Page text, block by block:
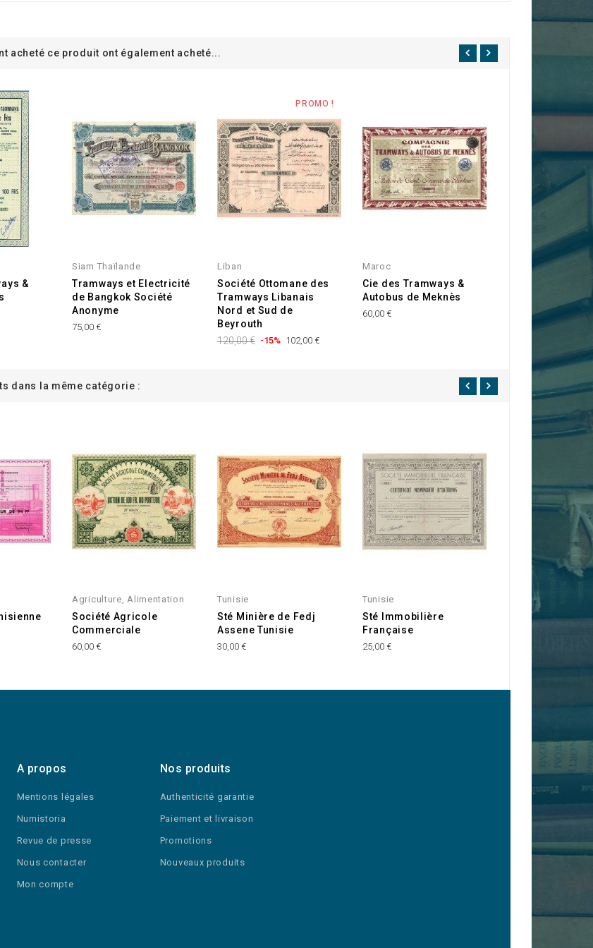
acheté ce produit ont également acheté...
&
Siam Thaïlande
Tramways et Electricité
de Bangkok Société
Anonyme
75,00 €
PROMO !
Liban
Société Ottomane des
Tramways Libanais
Nord et Sud de
Beyrouth
120,00 € -15% 102,00 €
Maroc
Cie des Tramways &
Autobus de Meknès
60,00 €
Catalogne
Light & Power
35,00 €
dans la même catégorie :
Agriculture, Alimentation
Société Agricole
Commerciale
60,00 €
Tunisie
Sté Minière de Fedj
Assene Tunisie
30,00 €
Tunisie
Sté Immobilière
Française
25,00 €
Tunisie
Compagnie des
A propos
Mentions légales
Numistoria
Revue de presse
Nous contacter
Mon compte
Nos produits
Authenticité garantie
Paiement et livraison
Promotions
Nouveaux produits